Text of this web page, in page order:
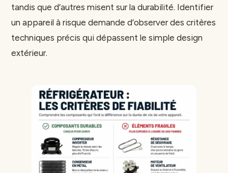
tandis que d’autres misent sur la durabilité. Identifier
un appareil à risque demande d’observer des critères
techniques précis qui dépassent le simple design
extérieur.